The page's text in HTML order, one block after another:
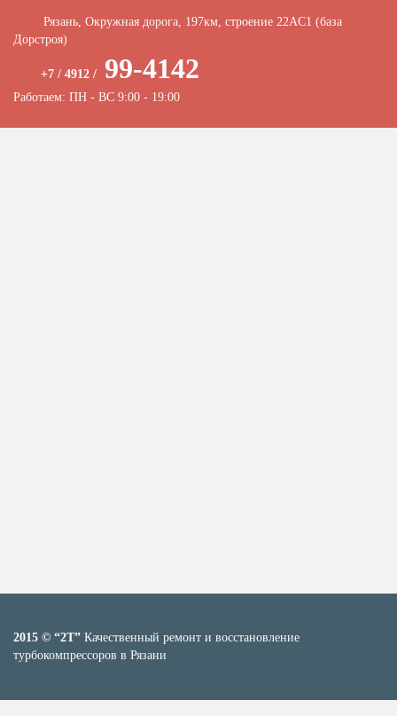
Рязань, Окружная дорога, 197км, строение 22АC1 (база
Дорстроя)
+7 / 4912 / 99-4142
Работаем: ПН - ВС 9:00 - 19:00
2015 © “2T” Качественный ремонт и восстановление
турбокомпрессоров в Рязани